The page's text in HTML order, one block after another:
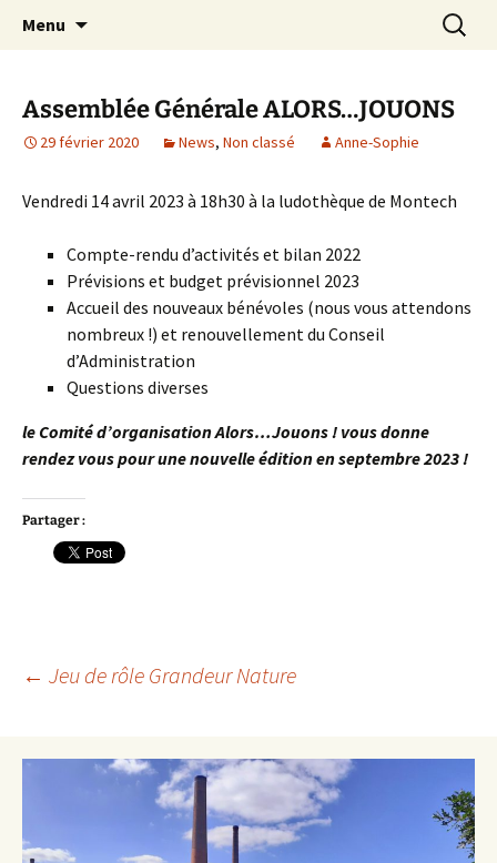
Alors…Jouons !
Festival du jeu en Tarn-et-Garonne
Menu
Assemblée Générale ALORS…JOUONS
29 février 2020 News, Non classé Anne-Sophie
Vendredi 14 avril 2023 à 18h30 à la ludothèque de Montech
Compte-rendu d’activités et bilan 2022
Prévisions et budget prévisionnel 2023
Accueil des nouveaux bénévoles (nous vous attendons
nombreux !) et renouvellement du Conseil
d’Administration
Questions diverses
le Comité d’organisation Alors…Jouons ! vous donne
rendez vous pour une nouvelle édition en septembre 2023 !
Partager :
Navigation
des
articles
← Jeu de rôle Grandeur Nature